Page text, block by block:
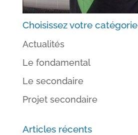
Choisissez votre catégorie
Actualités
Le fondamental
Le secondaire
Projet secondaire
Articles récents